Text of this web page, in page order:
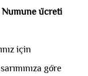
Numune ücreti
için
göre